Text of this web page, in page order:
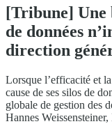
[Tribune] Une
de données
direction
Lorsque l’efficacité et
cause de ses silos de
globale de gestion des
Hannes